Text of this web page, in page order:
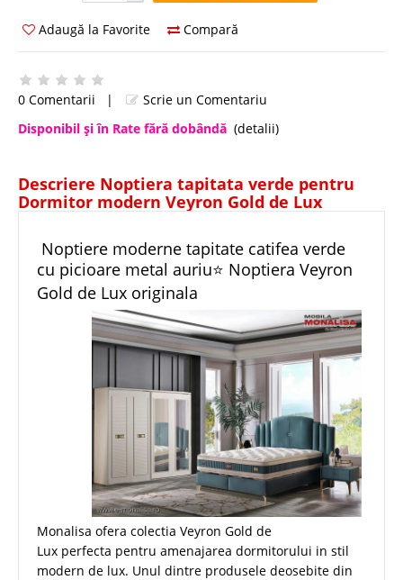
Adaugă la Favorite Compară
0 Comentarii |
Scrie un Comentariu
Disponibil şi în Rate fără dobândă (detalii)
Descriere Noptiera tapitata verde pentru
Dormitor modern Veyron Gold de Lux
Noptiere moderne tapitate catifea verde
cu picioare metal auriu⭐ Noptiera Veyron
Gold de Lux originala
Monalisa ofera colectia Veyron Gold de
Lux perfecta pentru amenajarea dormitorului in stil
modern de lux. Unul dintre produsele deosebite din